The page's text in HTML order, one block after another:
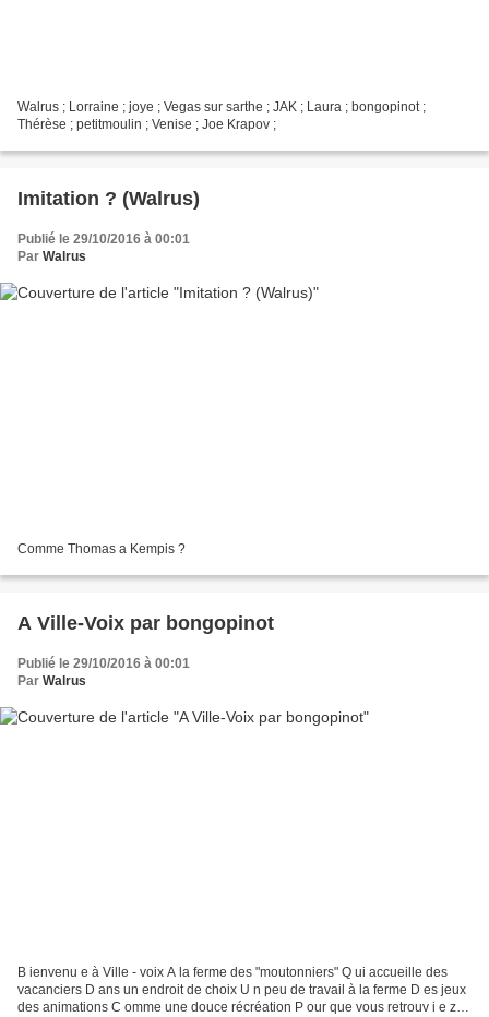
Walrus ; Lorraine ; joye ; Vegas sur sarthe ; JAK ; Laura ; bongopinot ;
Thérèse ; petitmoulin ; Venise ; Joe Krapov ;
Imitation ? (Walrus)
Publié le 29/10/2016 à 00:01
Par Walrus
Comme Thomas a Kempis ?
A Ville-Voix par bongopinot
Publié le 29/10/2016 à 00:01
Par Walrus
B ienvenu e à Ville - voix A la ferme des "moutonniers" Q ui accueille des
vacanciers D ans un endroit de choix U n peu de travail à la ferme D es jeux
des animations C omme une douce récréation P our que vous retrouv i e z la